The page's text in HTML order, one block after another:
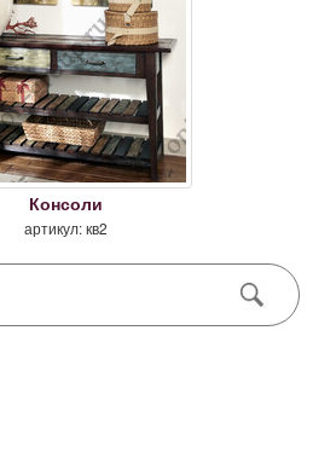
Консоли
артикул: кв2